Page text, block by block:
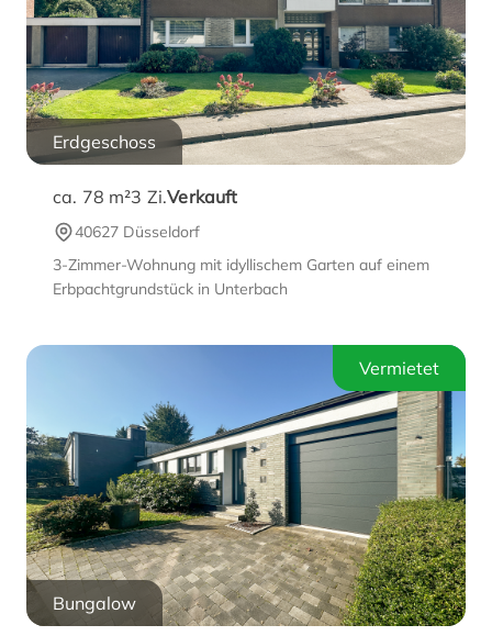
Erdgeschoss
Verkauft
ca. 78 m²3 Zi.
40627 Düsseldorf
3-Zimmer-Wohnung mit idyllischem Garten auf einem
Erbpachtgrundstück in Unterbach
Bungalow
Vermietet